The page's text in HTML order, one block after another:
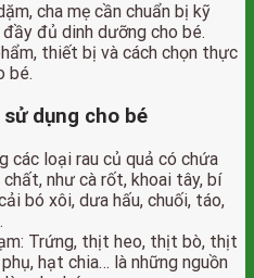
cha mẹ cần chuẩn bị kỹ
đủ dinh dưỡng cho bé.
thiết bị và cách chọn thực
bé.
dụng cho bé
các loại rau củ quả có chứa
như cà rốt, khoai tây, bí
bó xôi, dưa hấu, chuối, táo,
Trứng, thịt heo, thịt bò, thịt
hạt chia… là những nguồn